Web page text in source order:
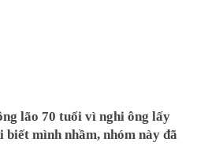
lão 70 tuổi vì nghi ông lấy
biết mình nhầm, nhóm này đã